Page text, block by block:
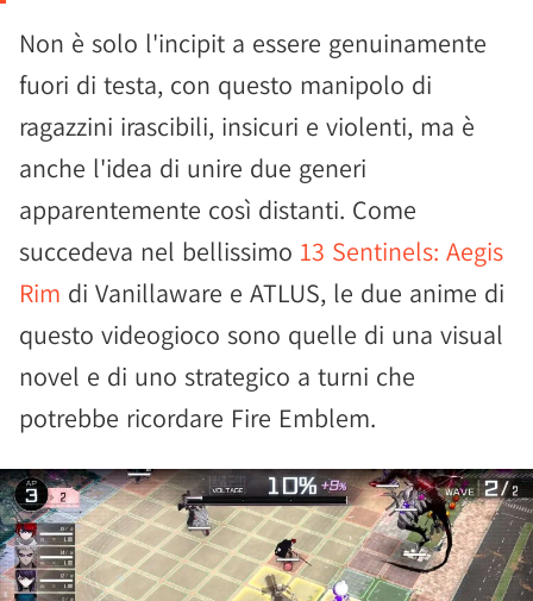
Non è solo l'incipit a essere genuinamente
fuori di testa, con questo manipolo di
ragazzini irascibili, insicuri e violenti, ma è
anche l'idea di unire due generi
apparentemente così distanti. Come
succedeva nel bellissimo 13 Sentinels: Aegis
Rim di Vanillaware e ATLUS, le due anime di
questo videogioco sono quelle di una visual
novel e di uno strategico a turni che
potrebbe ricordare Fire Emblem.